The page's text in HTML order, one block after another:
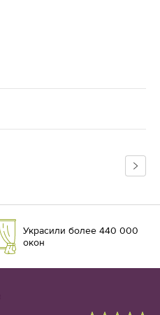
Украсили более 440 000
окон